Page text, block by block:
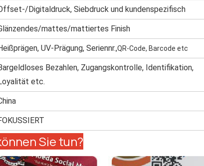
Digitaldruck, Siebdruck und kundenspezifisch
mattes/mattiertes Finish
UV-Prägung, Seriennr.,QR-Code, Barcode etc
Bezahlen, Zugangskontrolle, Identifikation,
etc.
Sie tun?